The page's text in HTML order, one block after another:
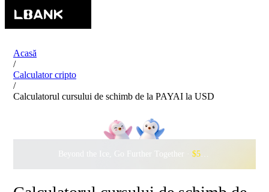
Acasă
/
Calculator cripto
/
Calculatorul cursului de schimb de la PAYAI la USD
Beyond the Ice, Go Further Together · $500,000